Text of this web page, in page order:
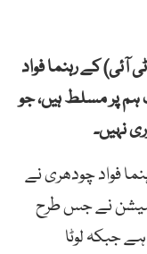
آئی) کے رہنما فواد
پر مسلط ہیں، جو
نہیں۔
فواد چودھری نے
نے جس طرح
جبکہ لوٹا